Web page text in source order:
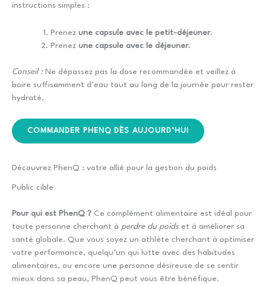
instructions simples :
Prenez une capsule avec le petit-déjeuner.
Prenez une capsule avec le déjeuner.
Conseil :Ne dépassez pas la dose recommandée et veillez à
boire suffisamment d’eau tout au long de la journée pour rester
hydraté.
COMMANDER PHENQ DÈS AUJOURD’HUI
Découvrez PhenQ : votre allié pour la gestion du poids
Public cible
Pour qui est PhenQ ? Ce complément alimentaire est idéal pour
toute personne cherchant à perdre du poidset à améliorer sa
santé globale. Que vous soyez un athlète cherchant à optimiser
votre performance, quelqu’un qui lutte avec des habitudes
alimentaires, ou encore une personne désireuse de se sentir
mieux dans sa peau, PhenQ peut vous être bénéfique.